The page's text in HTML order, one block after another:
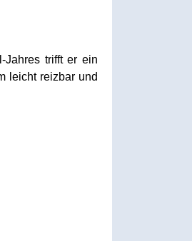
Jahres trifft er ein
leicht reizbar und